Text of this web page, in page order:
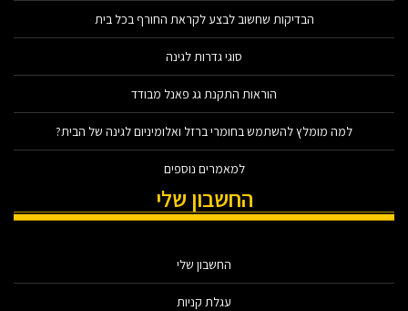
הבדיקות שחשוב לבצע לקראת החורף בכל בית
סוגי גדרות לגינה
הוראות התקנת גג פאנל מבודד
למה מומלץ להשתמש בחומרי ברזל ואלומיניום לגינה של הבית?
למאמרים נוספים
החשבון שלי
החשבון שלי
עגלת קניות